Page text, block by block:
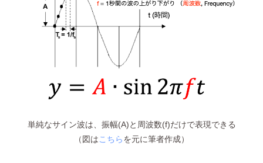
単純なサイン波は、振幅(A)と周波数(f)だけで表現できる
（図はこちらを元に筆者作成）